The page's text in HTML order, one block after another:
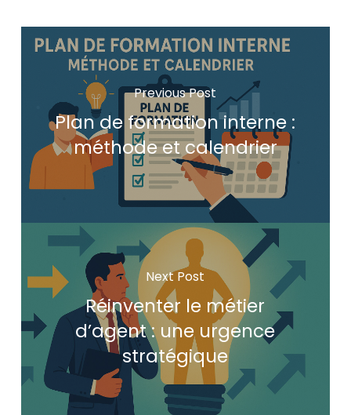
Previous Post
Plan de formation interne :
méthode et calendrier
Next Post
Réinventer le métier
d’agent : une urgence
stratégique